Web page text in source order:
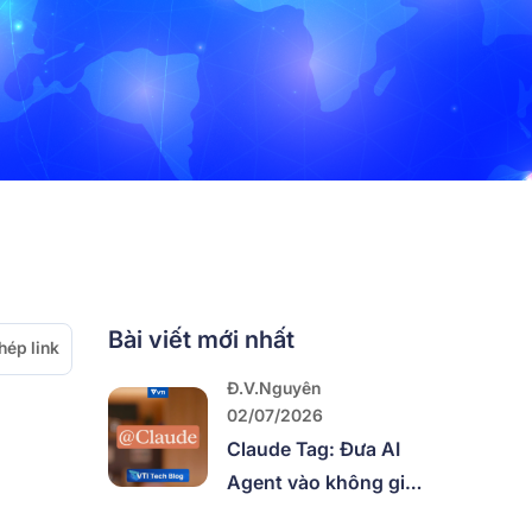
link Bài viết mới nhất
Đ.V.Nguyên
02/07/2026
Claude Tag: Đưa AI
Agent vào không gian